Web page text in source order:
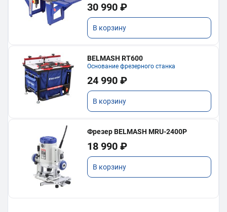
30 990 ₽
В корзину
BELMASH RT600
Основание фрезерного станка
24 990 ₽
В корзину
Фрезер BELMASH MRU-2400P
18 990 ₽
В корзину